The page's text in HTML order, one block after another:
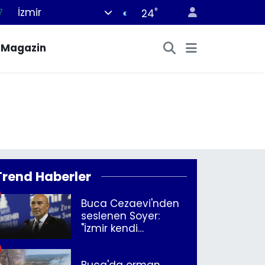
İzmir 24°
Magazin
Haberler
Buca Cezaevi'nden
seslenen Soyer:
"İzmir kendi